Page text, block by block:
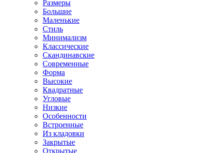
Размеры
Большие
Маленькие
Стиль
Минимализм
Классические
Скандинавские
Современные
Форма
Высокие
Квадратные
Угловые
Низкие
Особенности
Встроенные
Из кладовки
Закрытые
Открытые